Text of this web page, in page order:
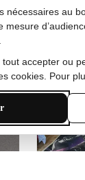
bon état
nécessaires au
mesure
accepter ou
cookies. Pour